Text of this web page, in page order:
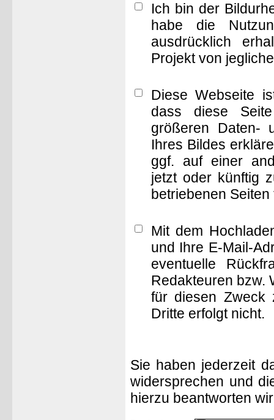
Ich bin der
habe die
ausdrücklich
Projekt von
Diese Webseite
dass diese
größeren Daten-
Ihres Bildes
ggf. auf einer
jetzt oder künftig
betriebenen
Mit dem
und Ihre E-Mail-
eventuelle
Redakteuren bzw.
für diesen Zweck
Dritte erfolgt nicht.
Sie haben jederzeit
widersprechen und
hierzu beantworten